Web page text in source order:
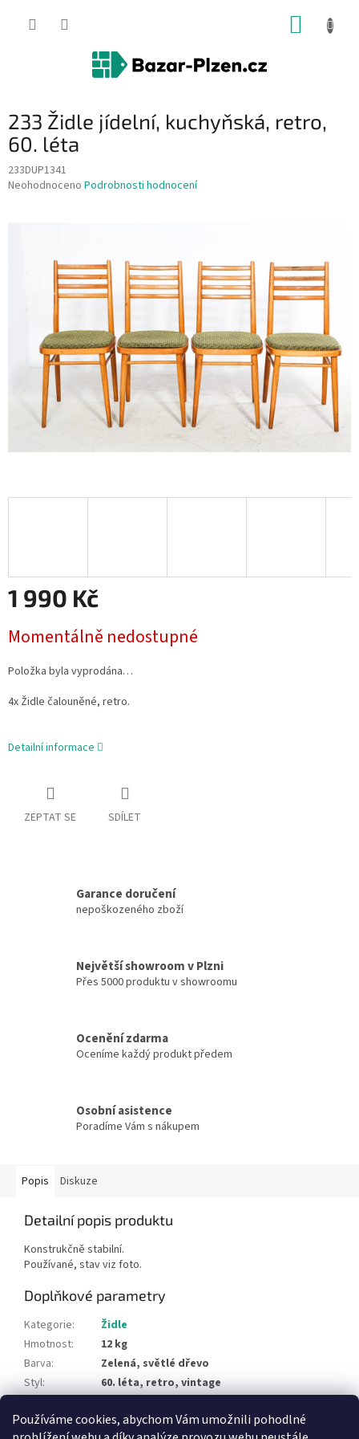
Používáme cookies, abychom Vám umožnili pohodlné
233 Židle jídelní, kuchyňská, retro,
60. léta
233DUP1341
Průměrné
hvězdiček.
Neohodnoceno Podrobnosti hodnocení
1 990 Kč
cena:
Momentálně nedostupné
Položka byla vyprodána…
4x Židle čalouněné, retro.
Detailní informace
ZEPTAT SE SDÍLET
Garance doručení
nepoškozeného zboží
Největší showroom v Plzni
Přes 5000 produktu v showroomu
Ocenění zdarma
Oceníme každý produkt předem
Osobní asistence
Poradíme Vám s nákupem
Popis Diskuze
Detailní popis produktu
Konstrukčně stabilní.
Používané, stav viz foto.
Doplňkové parametry
Kategorie:
Židle
Hmotnost:
12 kg
Barva:
Zelená, světlé dřevo
Styl:
60. léta, retro, vintage
Položka byla vyprodána…